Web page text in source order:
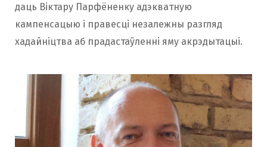
даць Віктару Парфёненку адэкватную
кампенсацыю і правесці незалежны разгляд
хадайніцтва аб прадастаўленні яму акрэдытацыі.